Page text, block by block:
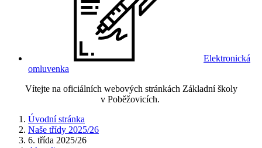
Elektronická
omluvenka
Vítejte na oficiálních webových stránkách Základní školy
v Poběžovicích.
Úvodní stránka
Naše třídy 2025/26
6. třída 2025/26